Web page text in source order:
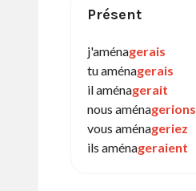
Présent
j'aménagerais
tu aménagerais
il aménagerait
nous aménagerions
vous aménageriez
ils aménageraient